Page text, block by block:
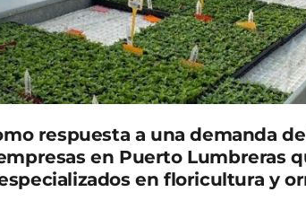
respuesta a una demanda
en Puerto Lumbreras
en floricultura y